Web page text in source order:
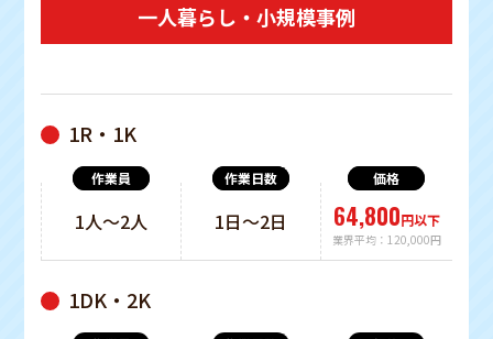
一人暮らし・小規模事例
1R・1K
作業員
1人〜2人
作業日数
1日〜2日
価格
64,800円以下
業界平均：120,000円
1DK・2K